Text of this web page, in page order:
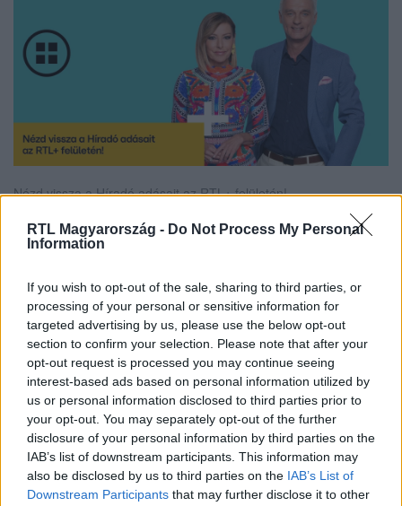
RTL Magyarország - Do Not Process My Personal
Information
If you wish to opt-out of the sale, sharing to third parties, or
processing of your personal or sensitive information for
targeted advertising by us, please use the below opt-out
section to confirm your selection. Please note that after your
opt-out request is processed you may continue seeing
interest-based ads based on personal information utilized by
us or personal information disclosed to third parties prior to
your opt-out. You may separately opt-out of the further
disclosure of your personal information by third parties on the
IAB’s list of downstream participants. This information may
also be disclosed by us to third parties on the IAB’s List of
Downstream Participants that may further disclose it to other
Nézd vissza a Híradó adásait az RTL+ felületén!
legyen a Google-találatokban!